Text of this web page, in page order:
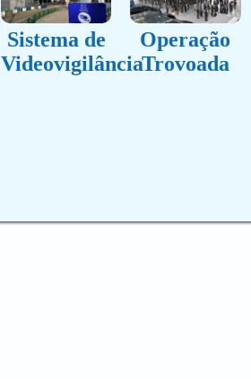
Sistema de
Videovigilância
Operação
Trovoada